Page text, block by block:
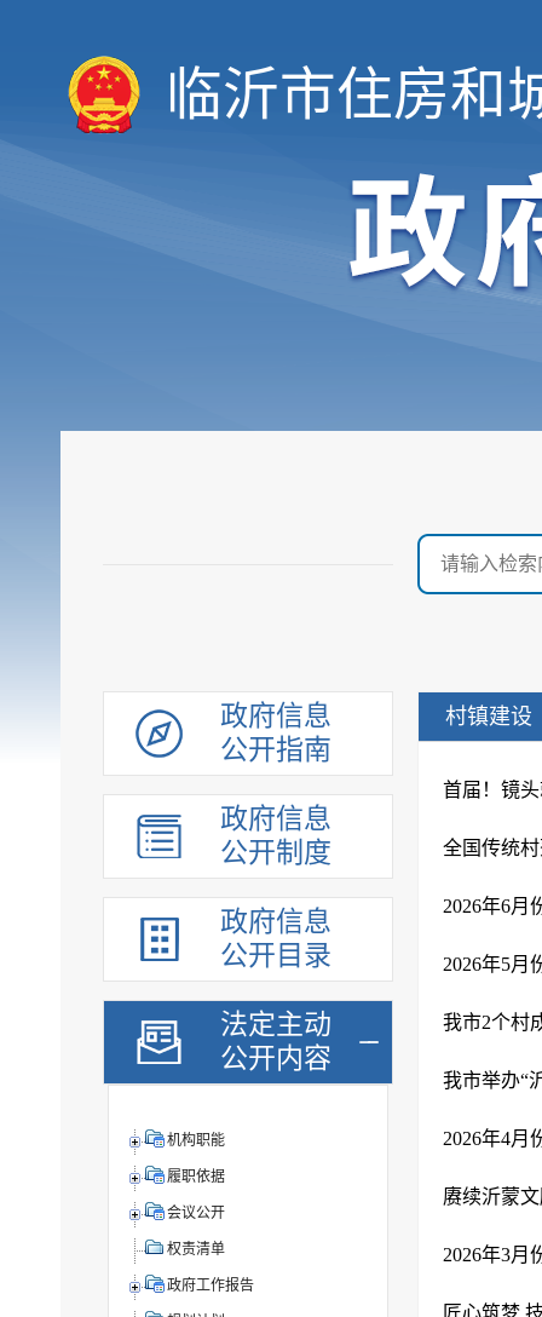
临沂市住房和
政府信息
公开指南
政府信息
公开制度
政府信息
公开目录
法定主动
公开内容
机构职能
履职依据
会议公开
权责清单
政府工作报告
村镇建设
首届！镜
2026年6月
2026年5月
我市2个村
我市举办“
2026年4月
赓续沂蒙
2026年3月
匠心筑梦